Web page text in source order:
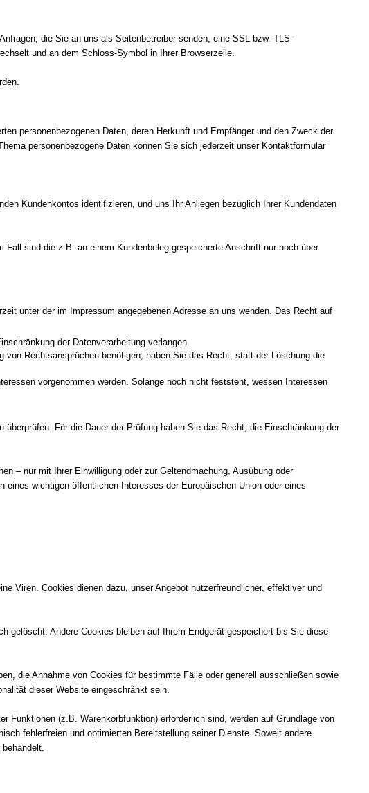
die Sie an uns als Seitenbetreiber senden, eine SSL-bzw. TLS-
und an dem Schloss-Symbol in Ihrer Browserzeile.
personenbezogenen Daten, deren Herkunft und Empfänger und den Zweck der
personenbezogene Daten können Sie sich jederzeit unser Kontaktformular
Kundenkontos identifizieren, und uns Ihr Anliegen bezüglich Ihrer Kundendaten
sind die z.B. an einem Kundenbeleg gespeicherte Anschrift nur noch über
unter der im Impressum angegebenen Adresse an uns wenden. Das Recht auf
der Datenverarbeitung verlangen.
Rechtsansprüchen benötigen, haben Sie das Recht, statt der Löschung die
vorgenommen werden. Solange noch nicht feststeht, wessen Interessen
Für die Dauer der Prüfung haben Sie das Recht, die Einschränkung der
– nur mit Ihrer Einwilligung oder zur Geltendmachung, Ausübung oder
wichtigen öffentlichen Interesses der Europäischen Union oder eines
Viren. Cookies dienen dazu, unser Angebot nutzerfreundlicher, effektiver und
gelöscht. Andere Cookies bleiben auf Ihrem Endgerät gespeichert bis Sie diese
die Annahme von Cookies für bestimmte Fälle oder generell ausschließen sowie
dieser Website eingeschränkt sein.
Funktionen (z.B. Warenkorbfunktion) erforderlich sind, werden auf Grundlage von
fehlerfreien und optimierten Bereitstellung seiner Dienste. Soweit andere